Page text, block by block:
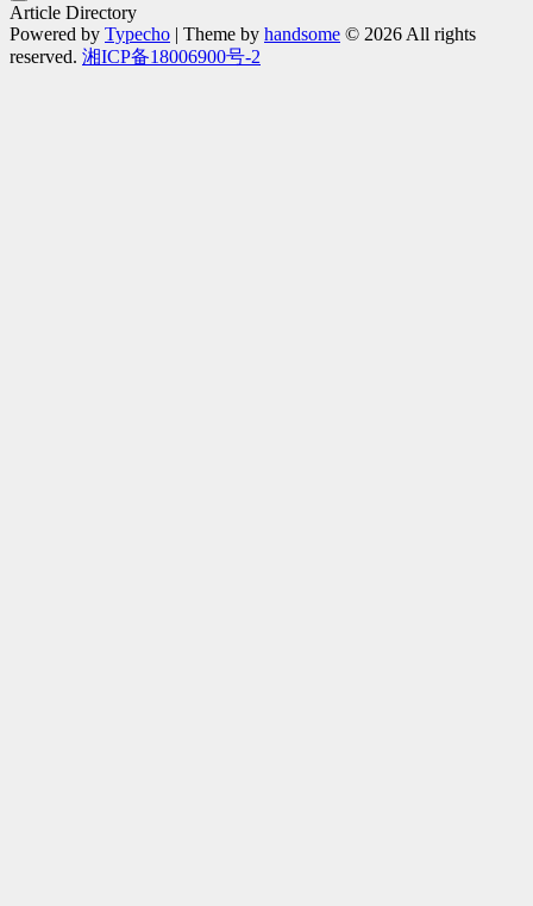
Article Directory
Powered by Typecho | Theme by handsome © 2026 All rights
reserved. 湘ICP备18006900号-2